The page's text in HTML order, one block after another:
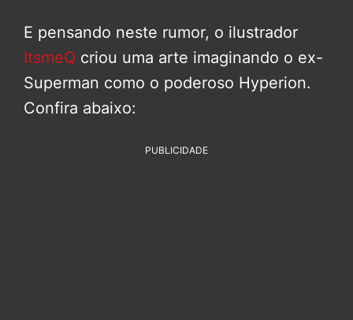
E pensando neste rumor, o ilustrador
ItsmeQ criou uma arte imaginando o ex-
Superman como o poderoso Hyperion.
Confira abaixo:
PUBLICIDADE